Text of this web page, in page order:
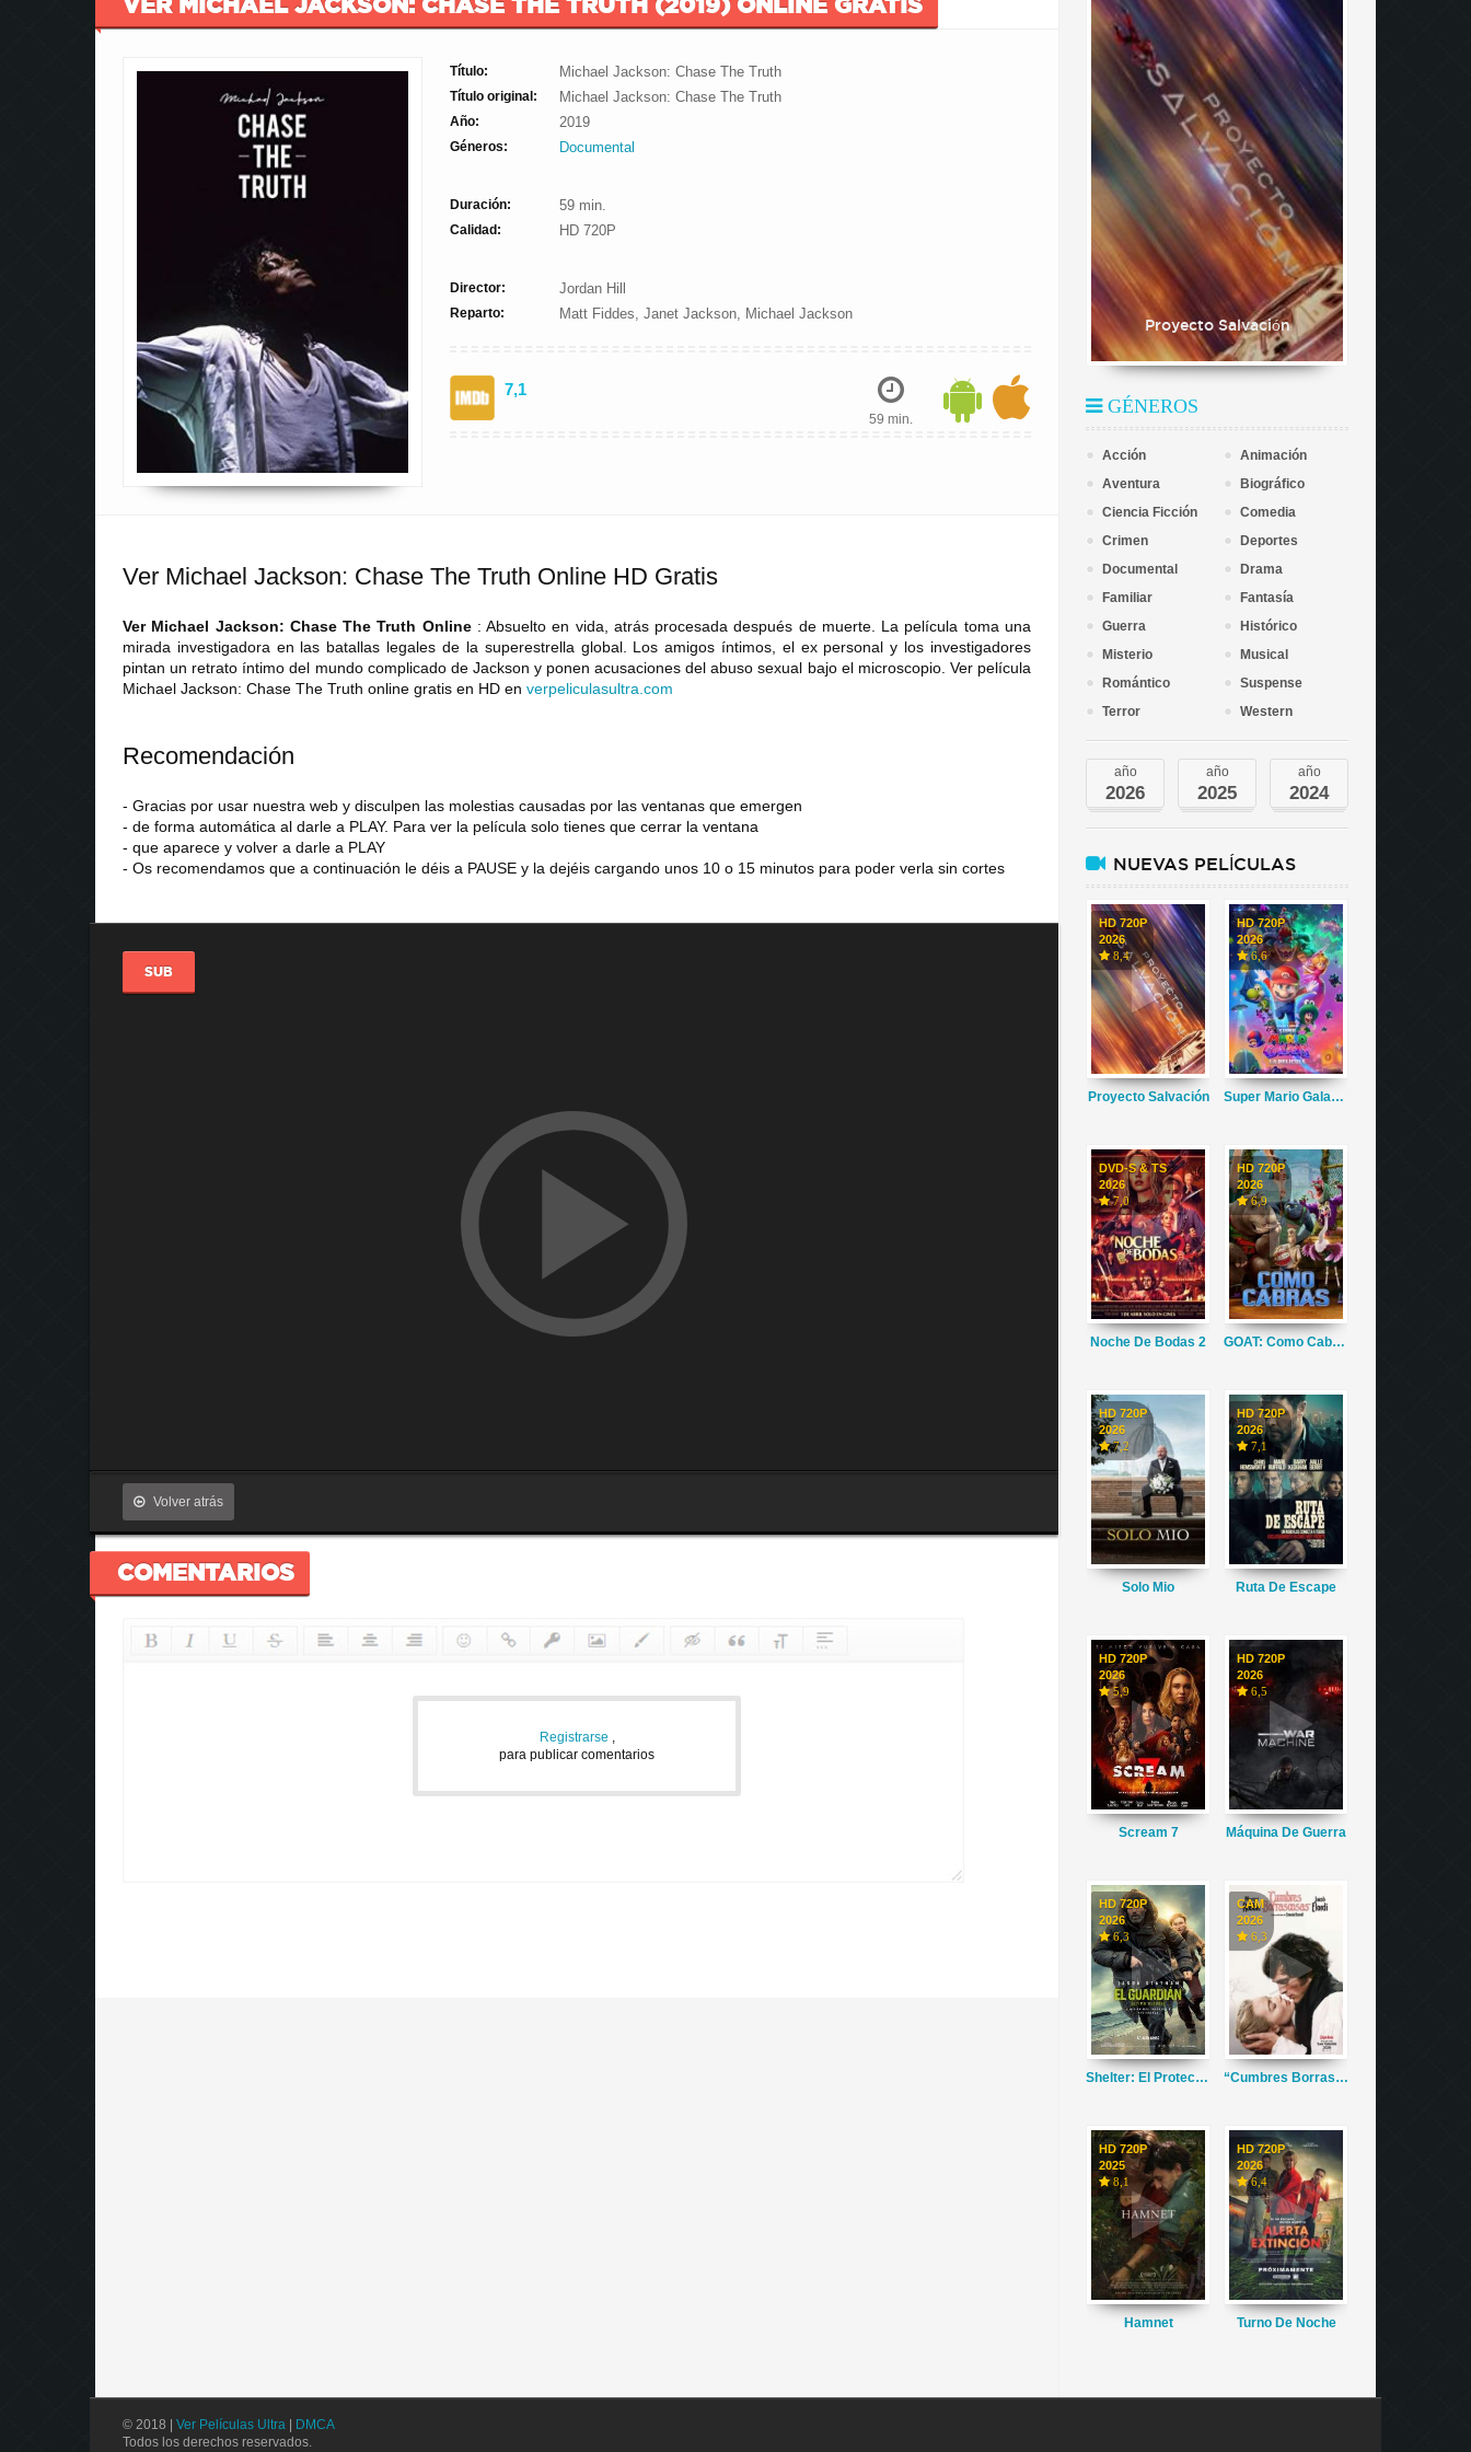
Título: Michael Jackson: Chase The Truth
Título original: Michael Jackson: Chase The Truth
Año: 2019
Géneros: Documental
Duración: 59 min.
Calidad: HD 720P
Director: Jordan Hill
Reparto: Matt Fiddes, Janet Jackson, Michael Jackson
7,1
59 min.
Ver Michael Jackson: Chase The Truth Online HD Gratis
Ver Michael Jackson: Chase The Truth Online : Absuelto en vida, atrás procesada después de muerte. La película toma una
mirada investigadora en las batallas legales de la superestrella global. Los amigos íntimos, el ex personal y los investigadores
pintan un retrato íntimo del mundo complicado de Jackson y ponen acusaciones del abuso sexual bajo el microscopio. Ver película
Michael Jackson: Chase The Truth online gratis en HD en verpeliculasultra com
Recomendación
- Gracias por usar nuestra web y disculpen las molestias causadas por las ventanas que emergen
- de forma automática al darle a PLAY. Para ver la película solo tienes que cerrar la ventana
- que aparece y volver a darle a PLAY
- Os recomendamos que a continuación le déis a PAUSE y la dejéis cargando unos 10 o 15 minutos para poder verla sin cortes
SUB
Volver atrás
COMENTARIOS
Registrarse ,
para publicar comentarios
Proyecto Salvación
GÉNEROS
Acción
Animación
Aventura
Biográfico
Ciencia Ficción
Comedia
Crimen
Deportes
Documental
Drama
Familiar
Fantasía
Guerra
Histórico
Misterio
Musical
Romántico
Suspense
Terror
Western
año
2026
año
2025
año
2024
NUEVAS PELÍCULAS
HD 720P
2026
8,4
Proyecto Salvación
HD 720P
2026
6,6
Super Mario Galaxy La Película
DVD-S & TS
2026
7,0
Noche De Bodas 2
HD 720P
2026
6,9
GOAT: Como Cabras
HD 720P
2026
7,2
Solo Mio
HD 720P
2026
7,1
Ruta De Escape
HD 720P
2026
5,9
Scream 7
HD 720P
2026
6,5
Máquina De Guerra
HD 720P
2026
6,3
Shelter: El Protector
CAM
2026
6,3
“Cumbres Borrascosas”
HD 720P
2025
8,1
Hamnet
HD 720P
2026
6,4
Turno De Noche
© 2018 | Ver Películas Ultra
DMCA
Todos los derechos reservados.